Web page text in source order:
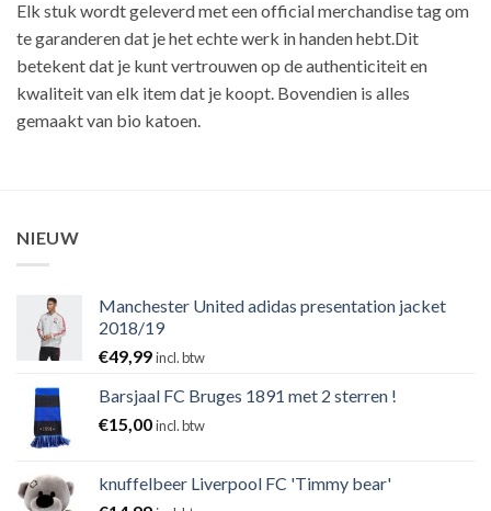
Elk stuk wordt geleverd met een official merchandise tag om
te garanderen dat je het echte werk in handen hebt.Dit
betekent dat je kunt vertrouwen op de authenticiteit en
kwaliteit van elk item dat je koopt. Bovendien is alles
gemaakt van bio katoen.
NIEUW
Manchester United adidas presentation jacket
2018/19
€49,99incl. btw
Barsjaal FC Bruges 1891 met 2 sterren !
€15,00incl. btw
knuffelbeer Liverpool FC 'Timmy bear'